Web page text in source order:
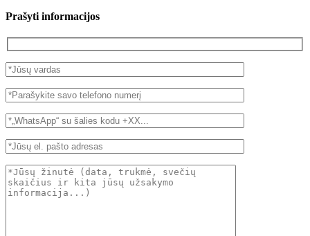
Prašyti informacijos